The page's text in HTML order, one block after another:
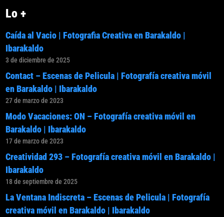
Lo +
Caída al Vacio | Fotografia Creativa en Barakaldo |
Ibarakaldo
3 de diciembre de 2025
Contact – Escenas de Pelicula | Fotografía creativa móvil
en Barakaldo | Ibarakaldo
27 de marzo de 2023
Modo Vacaciones: ON – Fotografía creativa móvil en
Barakaldo | Ibarakaldo
17 de marzo de 2023
Creatividad 293 – Fotografía creativa móvil en Barakaldo |
Ibarakaldo
18 de septiembre de 2025
La Ventana Indiscreta – Escenas de Pelicula | Fotografía
creativa móvil en Barakaldo | Ibarakaldo